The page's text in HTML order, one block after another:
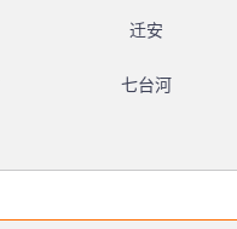
迁安
七台河